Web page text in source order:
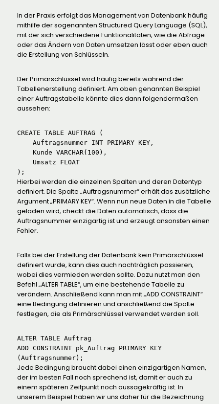
In der Praxis erfolgt das Management von Datenbank häufig
mithilfe der sogenannten Structured Query Language (SQL),
mit der sich verschiedene Funktionalitäten, wie die Abfrage
oder das Ändern von Daten umsetzen lässt oder eben auch
die Erstellung von Schlüsseln.
Der Primärschlüssel wird häufig bereits während der
Tabellenerstellung definiert. Am oben genannten Beispiel
einer Auftragstabelle könnte dies dann folgendermaßen
aussehen:
CREATE TABLE AUFTRAG (
);
Hierbei werden die einzelnen Spalten und deren Datentyp
definiert. Die Spalte „Auftragsnummer“ erhält das zusätzliche
Argument „PRIMARY KEY“. Wenn nun neue Daten in die Tabelle
geladen wird, checkt die Daten automatisch, dass die
Auftragsnummer einzigartig ist und erzeugt ansonsten einen
Fehler.
Falls bei der Erstellung der Datenbank kein Primärschlüssel
definiert wurde, kann dies auch nachträglich passieren,
wobei dies vermieden werden sollte. Dazu nutzt man den
Befehl „ALTER TABLE“, um eine bestehende Tabelle zu
verändern. Anschließend kann man mit „ADD CONSTRAINT“
eine Bedingung definieren und anschließend die Spalte
festlegen, die als Primärschlüssel verwendet werden soll.
ALTER TABLE Auftrag
ADD CONSTRAINT pk_Auftrag PRIMARY KEY
(Auftragsnummer);
Jede Bedingung braucht dabei einen einzigartigen Namen,
der im besten Fall noch sprechend ist, damit er auch zu
einem späteren Zeitpunkt noch aussagekräftig ist. In
unserem Beispiel haben wir uns daher für die Bezeichnung